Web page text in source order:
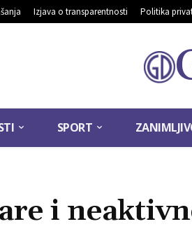
Izjava o transparentnosti Politika
SPORT
i